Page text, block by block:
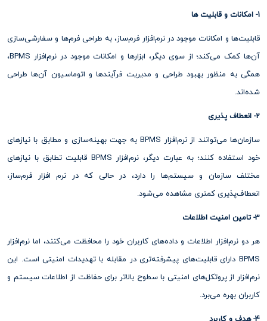
1- امکانات و قابلیت ها
قابلیت‌ها و امکانات موجود در نرم‌افزار فرم‌ساز، به طراحی فرم‌ها و سفارشی‌سازی
آن‌ها کمک می‌کند؛ از سوی دیگر، ابزارها و امکانات موجود در نرم‌افزار BPMS،
همگی به منظور بهبود طراحی و مدیریت فرآیندها و اتوماسیون آن‌ها طراحی
شده‌اند.
2- انعطاف پذیری
سازمان‌ها می‌توانند از نرم‌افزار BPMS به جهت بهینه‌سازی و مطابق با نیازهای
خود استفاده کنند؛ به عبارت دیگر، نرم‌افزار BPMS قابلیت تطابق با نیازهای
مختلف سازمان و سیستم‌ها را دارد، در حالی که در نرم افزار فرم‌ساز،
انعطاف‌پذیری کمتری مشاهده می‌شود.
3- تامین امنیت اطلاعات
هر دو نرم‌افزار اطلاعات و داده‌های کاربران خود را محافظت می‌کنند، اما نرم‌افزار
BPMS دارای قابلیت‌های پیشرفته‌تری در مقابله با تهدیدات امنیتی است. این
نرم‌افزار از پروتکل‌های امنیتی با سطوح بالاتر برای حفاظت از اطلاعات سیستم و
کاربران بهره می‌برد.